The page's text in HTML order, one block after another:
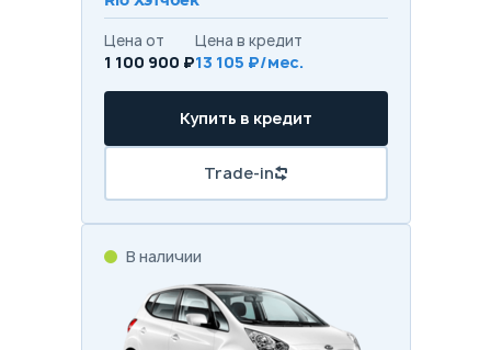
Цена от
1 100 900 ₽
Цена в кредит
13 105 ₽/мес.
Купить в кредит
Trade-in
В наличии